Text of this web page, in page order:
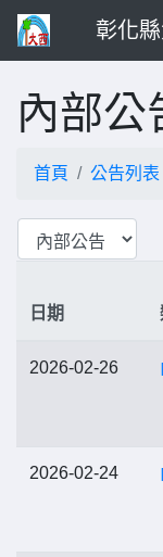
彰化
內部公
首頁 公告列表
日期
2026-02-26
2026-02-24